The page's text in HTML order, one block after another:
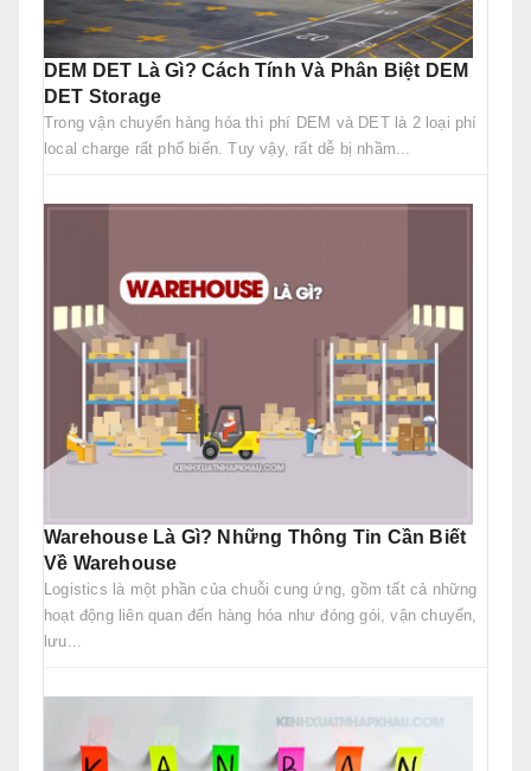
DEM DET Là Gì? Cách Tính Và Phân Biệt DEM
DET Storage
Trong vận chuyển hàng hóa thì phí DEM và DET là 2 loại phí
local charge rất phổ biến. Tuy vậy, rất dễ bị nhầm...
Warehouse Là Gì? Những Thông Tin Cần Biết
Về Warehouse
Logistics là một phần của chuỗi cung ứng, gồm tất cả những
hoạt động liên quan đến hàng hóa như đóng gói, vận chuyển,
lưu...